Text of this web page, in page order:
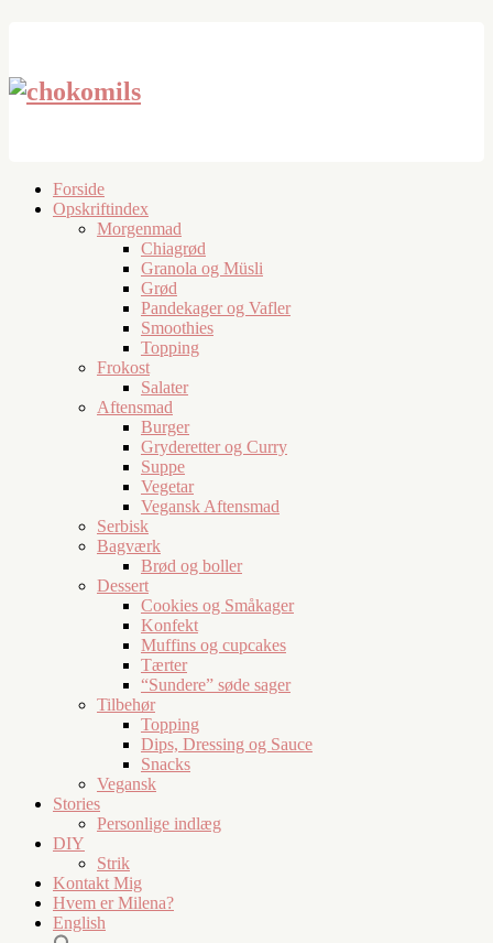
Forside
Opskriftindex
Morgenmad
Chiagrød
Granola og Müsli
Grød
Pandekager og Vafler
Smoothies
Topping
Frokost
Salater
Aftensmad
Burger
Gryderetter og Curry
Suppe
Vegetar
Vegansk Aftensmad
Serbisk
Bagværk
Brød og boller
Dessert
Cookies og Småkager
Konfekt
Muffins og cupcakes
Tærter
“Sundere” søde sager
Tilbehør
Topping
Dips, Dressing og Sauce
Snacks
Vegansk
Stories
Personlige indlæg
DIY
Strik
Kontakt Mig
Hvem er Milena?
English